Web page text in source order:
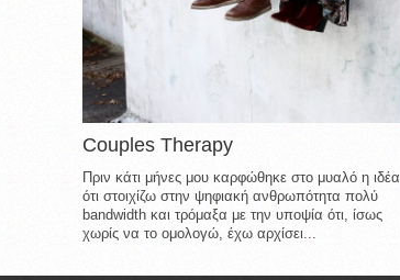
Couples Therapy
Πριν κάτι μήνες μου καρφώθηκε στο μυαλό η ιδέα
ότι στοιχίζω στην ψηφιακή ανθρωπότητα πολύ
bandwidth και τρόμαξα με την υποψία ότι, ίσως
χωρίς να το ομολογώ, έχω αρχίσει...